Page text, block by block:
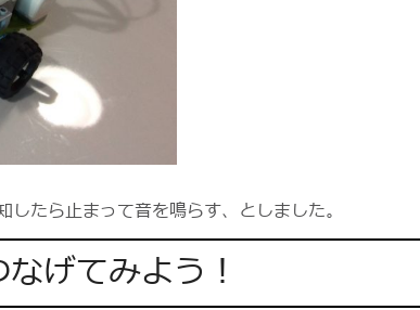
たら止まって音を鳴らす、としました。
げてみよう！